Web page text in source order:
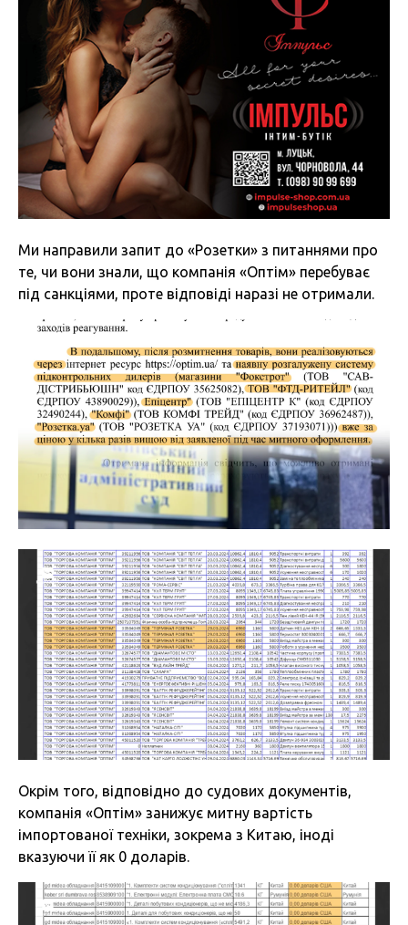
Ми направили запит до «Розетки» з питаннями про
те, чи вони знали, що компанія «Оптім» перебуває
під санкціями, проте відповіді наразі не отримали.
Окрім того, відповідно до судових документів,
компанія «Оптім» занижує митну вартість
імпортованої техніки, зокрема з Китаю, іноді
вказуючи її як 0 доларів.